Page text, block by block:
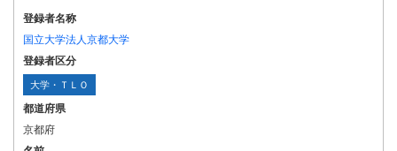
登録者名称
国立大学法人京都大学
登録者区分
大学・ＴＬＯ
都道府県
京都府